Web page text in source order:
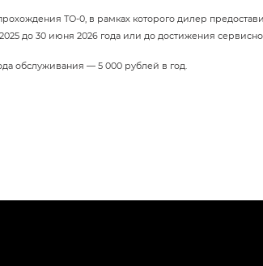
ТО-0, в рамках которого дилер
до 30 июня 2026 года или до достижения
обслуживания — 5 000 рублей в год.